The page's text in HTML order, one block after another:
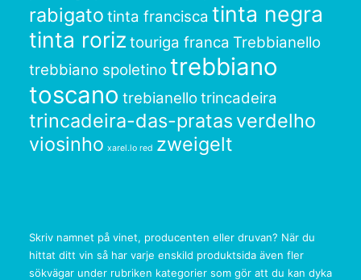
rabigato tinta francisca tinta negra
tinta roriz touriga franca Trebbianello
trebbiano spoletino trebbiano
toscano trebianellotrincadeira
trincadeira-das-pratas verdelho
viosinho xarel.lo red zweigelt
Skriv namnet på vinet, producenten eller druvan? När du
hittat ditt vin så har varje enskild produktsida även fler
sökvägar under rubriken kategorier som gör att du kan dyka